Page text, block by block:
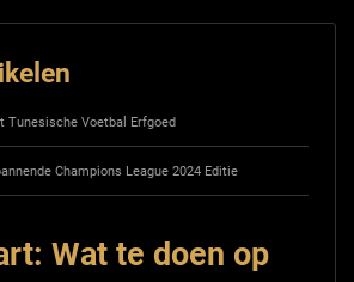
Tunesische Voetbal Erfgoed
Champions League 2024 Editie
Wat te doen op